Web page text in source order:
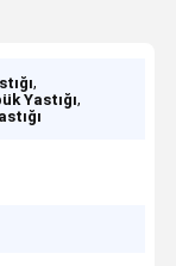
,
Yastığı,